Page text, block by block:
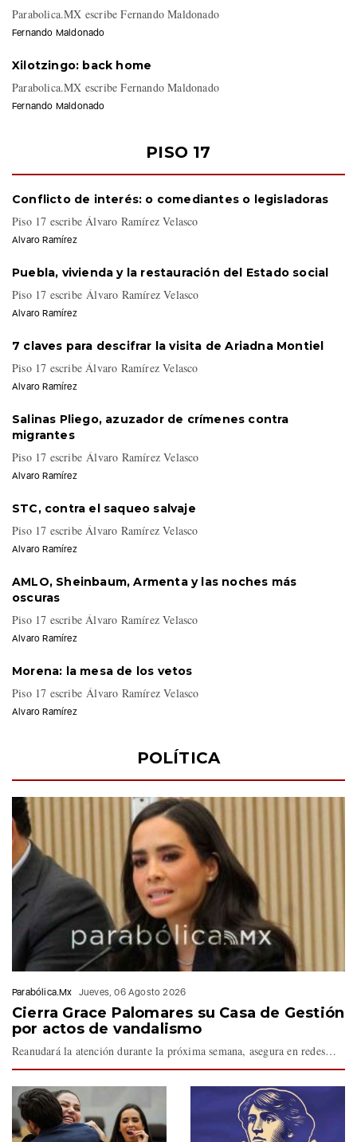
Fernando Maldonado
Parabolica.MX escribe Fernando Maldonado
Fernando Maldonado
Conflicto de interés: o comediantes o legisladoras
Piso 17 escribe Álvaro Ramírez Velasco
Alvaro Ramírez
Piso 17 escribe Álvaro Ramírez Velasco
Alvaro Ramírez
Piso 17 escribe Álvaro Ramírez Velasco
Alvaro Ramírez
migrantes
Piso 17 escribe Álvaro Ramírez Velasco
Alvaro Ramírez
Piso 17 escribe Álvaro Ramírez Velasco
Alvaro Ramírez
oscuras
Piso 17 escribe Álvaro Ramírez Velasco
Alvaro Ramírez
Piso 17 escribe Álvaro Ramírez Velasco
Alvaro Ramírez
Parabólica.Mx Jueves, 06 Agosto 2026
Cierra Grace Palomares su Casa de Gestión
por actos de vandalismo
Reanudará la atención durante la próxima semana, asegura en redes…